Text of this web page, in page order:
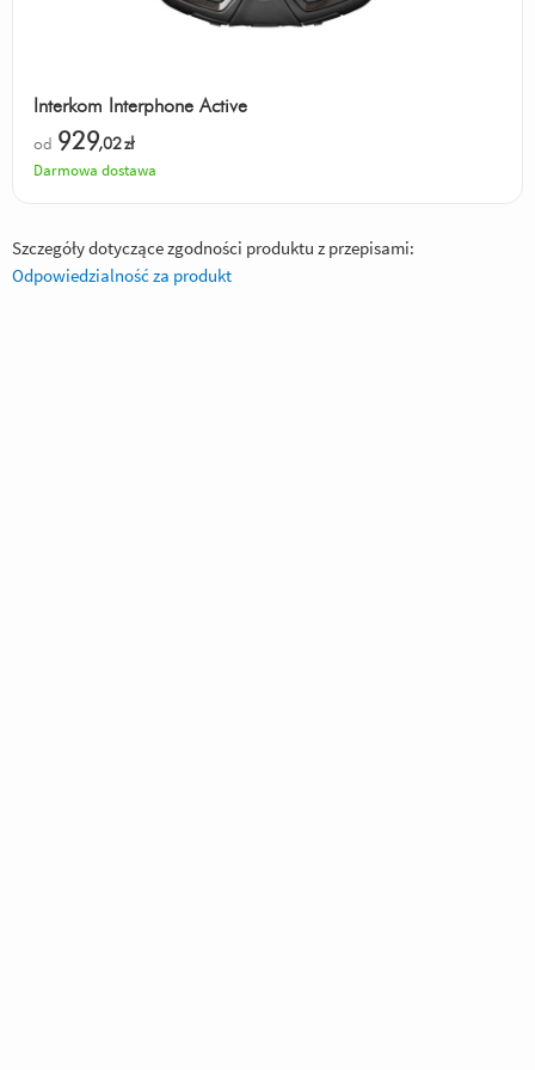
Interkom Interphone Active
od 929,02zł
Darmowa dostawa
Szczegóły dotyczące zgodności produktu z przepisami:
Odpowiedzialność za produkt